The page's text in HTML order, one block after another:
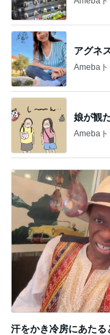
アグネ
Amebaト
娘が観
Amebaト
汗をかき冷房にあたる